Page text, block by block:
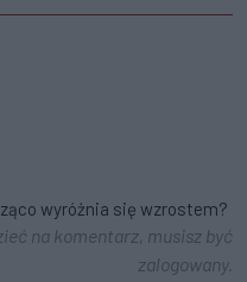
wyróżnia się wzrostem?
na komentarz, musisz być
zalogowany.